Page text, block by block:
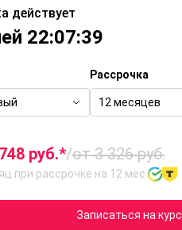
действует
22:07:39
Рассрочка
12 месяцев
руб.*/от 3 326 руб.
при рассрочке на 12 мес.
Записаться на курс